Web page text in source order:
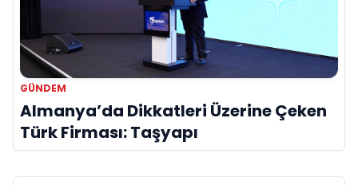
GÜNDEM
Almanya’da Dikkatleri Üzerine Çeken
Türk Firması: Taşyapı